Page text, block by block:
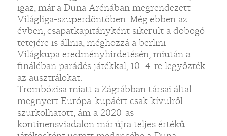
igaz, már a Duna Arénában megrendezett
Világliga-szuperdöntőben. Még ebben az
évben, csapatkapitányként sikerült a dobogó
tetejére is állnia, méghozzá a berlini
Világkupa eredményhirdetésén, miután a
fináléban parádés játékkal, 10–4-re legyőzték
az ausztrálokat.
Trombózisa miatt a Zágrábban társai által
megnyert Európa-kupáért csak kívülről
szurkolhatott, ám a 2020-as
kontinensviadalon már újra teljes értékű